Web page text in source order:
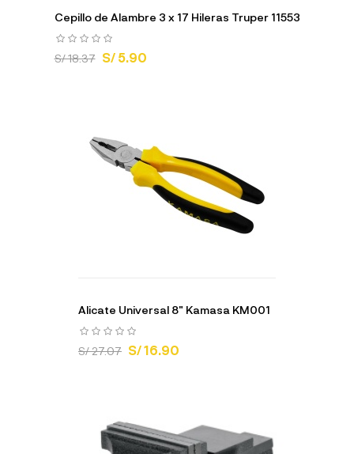
Cepillo de Alambre 3 x 17 Hileras Truper 11553
S/ 18.37 S/ 5.90
Alicate Universal 8" Kamasa KM001
S/ 27.07 S/ 16.90